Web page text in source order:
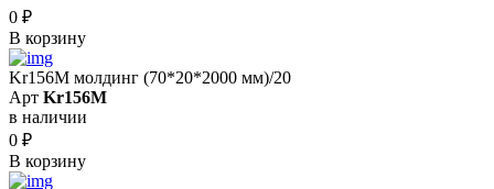
0 ₽
В корзину
Kr156M молдинг (70*20*2000 мм)/20
Арт Kr156M
в наличии
0 ₽
В корзину